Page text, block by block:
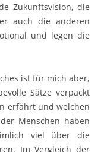
Zukunftsvision, die
auch die anderen
und legen die
ist für mich aber,
Sätze verpackt
erfährt und welchen
Menschen haben
viel über die
Im Vergleich der